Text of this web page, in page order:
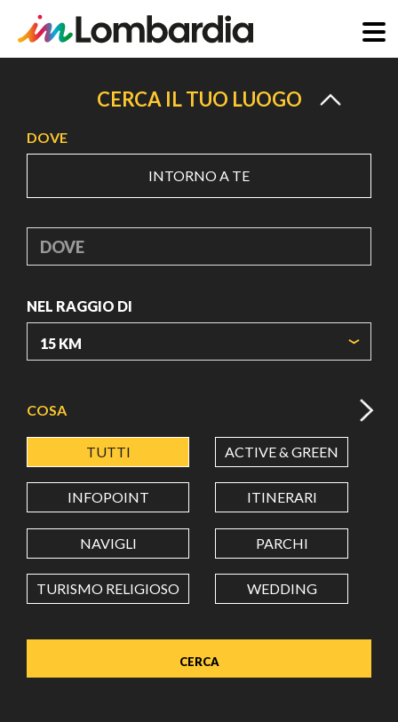
principale
CERCA IL TUO LUOGO
DOVE
INTORNO A TE
DOVE
NEL RAGGIO DI
LATITUDINE
LONGITUDINE
Value in decimal degrees. Use dot (.) as decimal separator.
COSA
TUTTI ACTIVE & GREEN
INFOPOINT ITINERARI
NAVIGLI PARCHI
TURISMO RELIGIOSO WEDDING